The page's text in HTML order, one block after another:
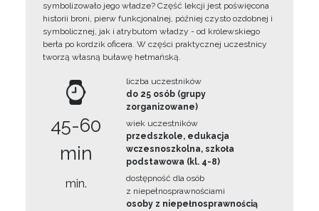
symbolizowało jego władze? Część lekcji jest poświęcona
historii broni, pierw funkcjonalnej, później czysto ozdobnej i
symbolicznej, jak i atrybutom władzy - od królewskiego
berła po kordzik oficera. W części praktycznej uczestnicy
tworzą własną buławę hetmańską.
45-60
min
min.
liczba uczestników
do 25 osób (grupy
zorganizowane)
wiek uczestników
przedszkole, edukacja
wczesnoszkolna, szkoła
podstawowa (kl. 4-8)
dostępność dla osób
z niepełnosprawnościami
osoby z niepełnosprawnością